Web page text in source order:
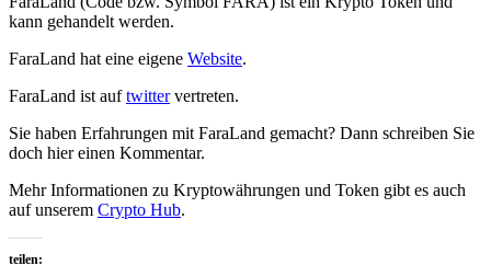
kann gehandelt werden.
FaraLand hat eine eigene Website.
FaraLand ist auftwittervertreten.
Sie haben Erfahrungen mit FaraLand gemacht? Dann schreiben Sie
doch hier einen Kommentar.
Mehr Informationen zu Kryptowährungen und Token gibt es auch
auf unserem Crypto Hub.
teilen: